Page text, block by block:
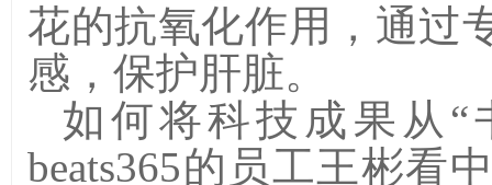
花的抗氧化作用，通过
感，保护肝脏。
如何将科技成果从 “
beats365的员工王彬看